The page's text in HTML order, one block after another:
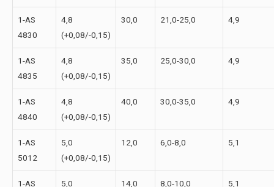
1-АS
4830
4,8
(+0,08/-0,15)
30,0 21,0-25,0 4,9
1-АS
4835
4,8
(+0,08/-0,15)
35,0 25,0-30,0 4,9
1-АS
4840
4,8
(+0,08/-0,15)
40,0 30,0-35,0 4,9
1-АS
5012
5,0
(+0,08/-0,15)
12,0 6,0-8,0 5,1
1-АS
5,0
14,0 8,0-10,0 5,1